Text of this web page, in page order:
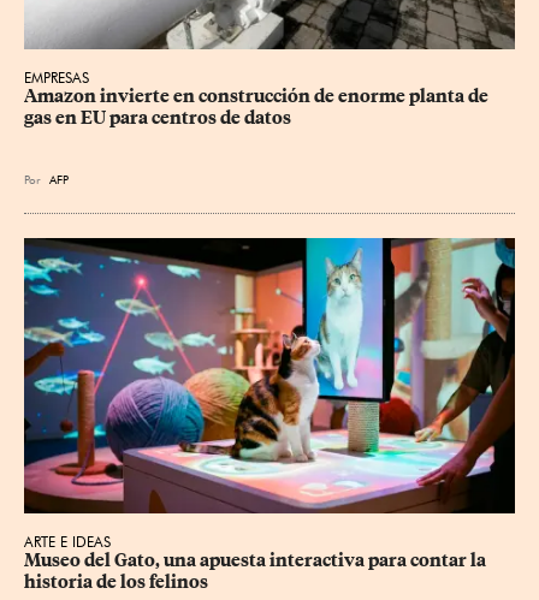
EMPRESAS
Amazon invierte en construcción de enorme planta de
gas en EU para centros de datos
Por AFP
ARTE E IDEAS
Museo del Gato, una apuesta interactiva para contar la
historia de los felinos